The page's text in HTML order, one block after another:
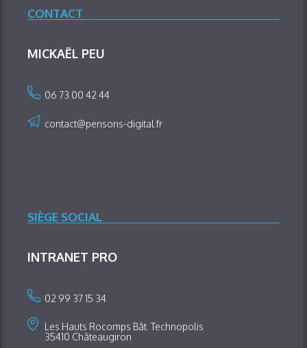
CONTACT
MICKAËL PEU
06 73 00 42 44
contact@pensons-digital.fr
SIÈGE SOCIAL
INTRANET PRO
02 99 37 15 34
Les Hauts Rocomps Bât. Technopolis
35410 Châteaugiron